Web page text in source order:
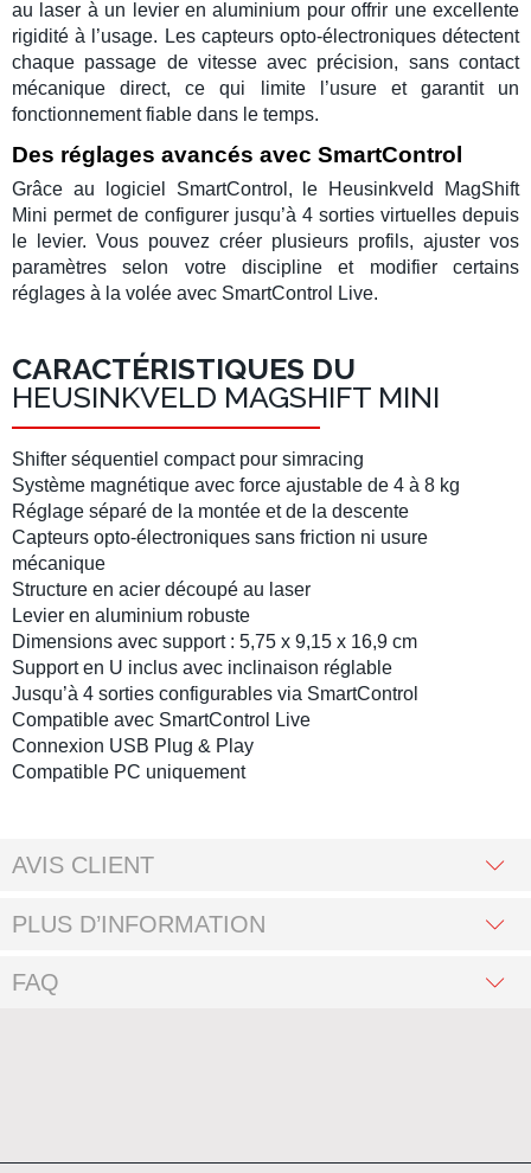
au laser à un levier en aluminium pour offrir une excellente
rigidité à l’usage. Les capteurs opto-électroniques détectent
chaque passage de vitesse avec précision, sans contact
mécanique direct, ce qui limite l’usure et garantit un
fonctionnement fiable dans le temps.
Des réglages avancés avec SmartControl
Grâce au logiciel SmartControl , le
Heusinkveld MagShift
Mini permet de configurer jusqu’à 4 sorties virtuelles depuis
le levier. Vous pouvez créer plusieurs profils, ajuster vos
paramètres selon votre discipline et modifier certains
réglages à la volée avec SmartControl Live.
CARACTÉRISTIQUES DU
HEUSINKVELD MAGSHIFT MINI
Shifter séquentiel compact pour simracing
Système magnétique avec force ajustable de 4 à 8 kg
Réglage séparé de la montée et de la descente
Capteurs opto-électroniques sans friction ni usure
mécanique
Structure en acier découpé au laser
Levier en aluminium robuste
Dimensions avec support : 5,75 x 9,15 x 16,9 cm
Support en U inclus avec inclinaison réglable
Jusqu’à 4 sorties configurables via SmartControl
Compatible avec SmartControl Live
Connexion USB Plug & Play
Compatible PC uniquement
AVIS CLIENT
PLUS D’INFORMATION
FAQ